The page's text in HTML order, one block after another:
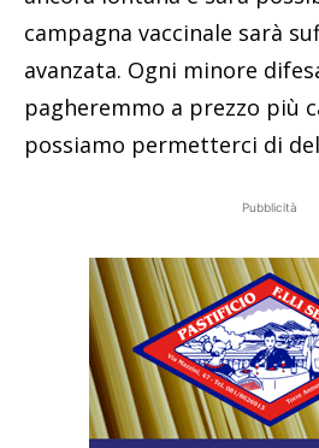
campagna vaccinale sarà
avanzata. Ogni minore
pagheremmo a prezzo più
possiamo permetterci di
Pubblicità